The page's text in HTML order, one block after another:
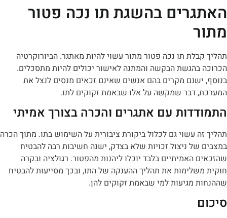
בהשגת תו נכה פטור
תו נכה פטור מתורעשוי להיות מאתגר. הביורוקרטיה
הבקשה והמתנה לאישור יכולים להיות מתסכלים.
מקרים בהם אנשים שאינם זכאים מנסים לנצל את
דבר שמקשה על אלו שבאמת זקוקים לתו.
עם אתגרים והכרה בצורך אמיתי
עשוי גם לכלול ביקורת ציבורית על השימוש בתו. מתוך הכרה
ניצול זכויות שלא בצדק, ישנה חשיבות רבה להבטיח
האמיתיים בלבד יוכלו ליהנות מהפטור. רגולציה ובקרה
את תהליך ההענקה של התו, ובכך מסייעות להבטיח
מגיעות למי שבאמת זקוקים להן.